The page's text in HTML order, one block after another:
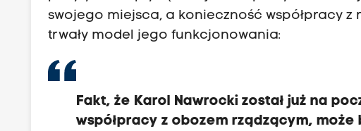
swojego miejsca, a konieczność współpracy
trwały model jego funkcjonowania:
Fakt, że Karol Nawrocki został już na
współpracy z obozem rządzącym,